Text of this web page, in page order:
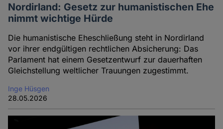
Nordirland: Gesetz zur humanistischen Ehe
nimmt wichtige Hürde
Die humanistische Eheschließung steht in Nordirland
vor ihrer endgültigen rechtlichen Absicherung: Das
Parlament hat einem Gesetzentwurf zur dauerhaften
Gleichstellung weltlicher Trauungen zugestimmt.
Inge Hüsgen
28.05.2026